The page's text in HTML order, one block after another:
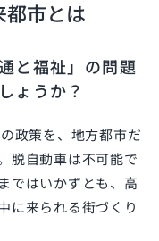
都市とは
と福祉」の問題
ょうか？
政策を、地方都市だ
脱自動車は不可能で
ではいかずとも、高
に来られる街づくり